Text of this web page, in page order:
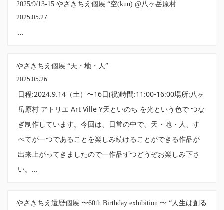
2025/9/13-15 やざきちえ個展 “空(kuu) @八ヶ岳原村
2025.05.27
…
やざきちえ個展 “天・地・人”
2025.05.26
日程:2024.9.14（土）〜16日(祝)時間:11:00-16:00場所:八ヶ
岳原村 アトリエ Art Ville Y天といのち を光という色で つな
ぎ制作しています。今回は、日常の中で、天・地・人、す
べてが一つであることを楽しみ続けることができる作品が
出来上がってきましたので一作品ずつどうぞお楽しみ下さ
い。…
やざきちえ還暦個展 〜60th Birthday exhibition 〜 “人生は創る